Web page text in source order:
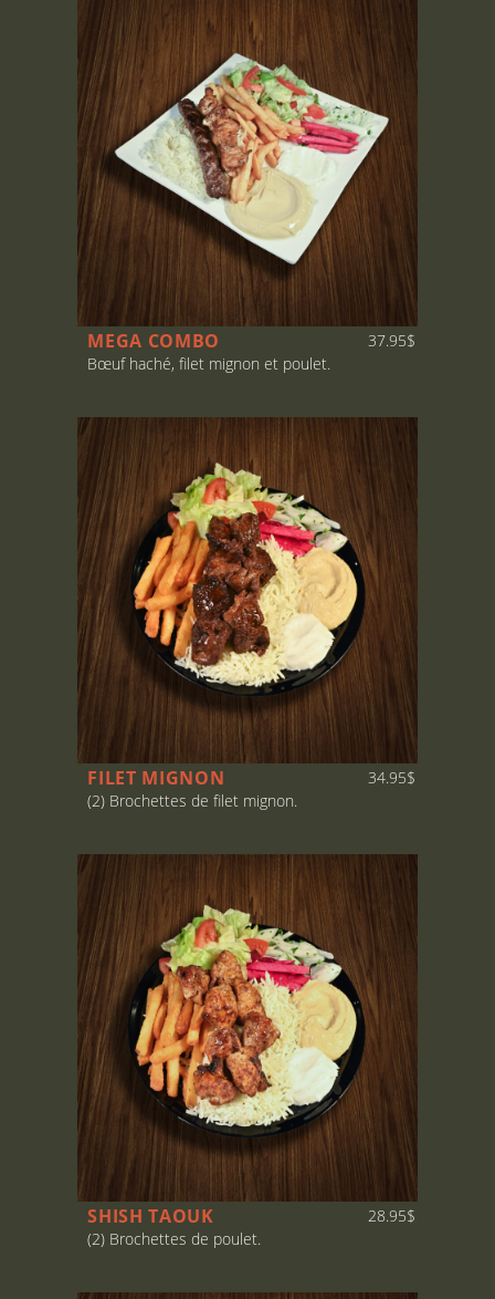
MEGA COMBO
37.95$
Bœuf haché, filet mignon et poulet.
FILET MIGNON
34.95$
(2) Brochettes de filet mignon.
SHISH TAOUK
28.95$
(2) Brochettes de poulet.